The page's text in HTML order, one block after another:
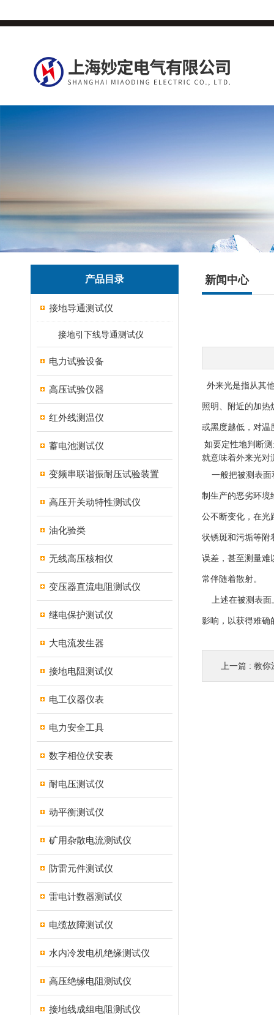
产品目录
接地导通测试仪
接地引下线导通测试仪
电力试验设备
高压试验仪器
红外线测温仪
蓄电池测试仪
变频串联谐振耐压试验装置
高压开关动特性测试仪
油化验类
无线高压核相仪
变压器直流电阻测试仪
继电保护测试仪
大电流发生器
接地电阻测试仪
电工仪器仪表
电力安全工具
数字相位伏安表
耐电压测试仪
动平衡测试仪
矿用杂散电流测试仪
防雷元件测试仪
雷电计数器测试仪
电缆故障测试仪
水内冷发电机绝缘测试仪
高压绝缘电阻测试仪
接地线成组电阻测试仪
新闻中心
外来光是指从其
照明、附近的加热
或黑度越低，对温
如要定性地判断
就意味着外来光对
一般把被测表面
制生产的恶劣环境
公不断变化，在光
状锈斑和污垢等附
误差，甚至测量难
常伴随着散射。
上述在被测表面
影响，以获得难确
上一篇 : 教你